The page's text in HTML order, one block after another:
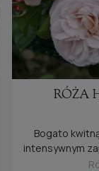
RÓŻA
Bogato
intensywnym